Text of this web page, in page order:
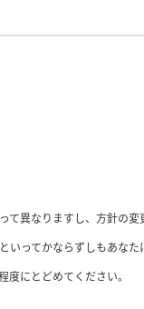
て異なりますし、方針の変
いってかならずしもあなた
にとどめてください。